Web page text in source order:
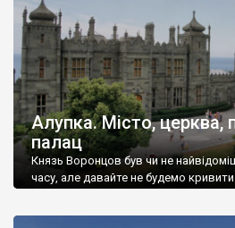
Алупка. Місто, церква,
палац
Князь Воронцов був чи не
часу, але давайте не будемо